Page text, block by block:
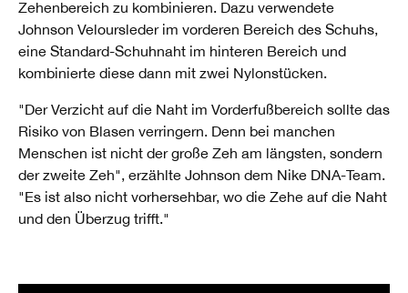
Zehenbereich zu kombinieren. Dazu verwendete
Johnson Veloursleder im vorderen Bereich des Schuhs,
eine Standard-Schuhnaht im hinteren Bereich und
kombinierte diese dann mit zwei Nylonstücken.
"Der Verzicht auf die Naht im Vorderfußbereich sollte das
Risiko von Blasen verringern. Denn bei manchen
Menschen ist nicht der große Zeh am längsten, sondern
der zweite Zeh", erzählte Johnson dem Nike DNA-Team.
"Es ist also nicht vorhersehbar, wo die Zehe auf die Naht
und den Überzug trifft."